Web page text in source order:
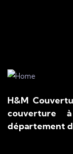
H&M
couverture
département